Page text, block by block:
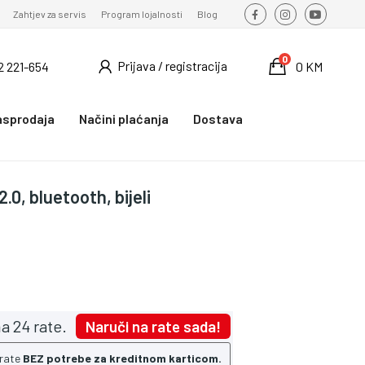
Zahtjev za servis Program lojalnosti Blog
221-654 Prijava / registracija 0 KM
0
Načini plaćanja
Dostava
bluetooth, bijeli
24 rate. Naruči na rate sada!
BEZ potrebe za kreditnom karticom.